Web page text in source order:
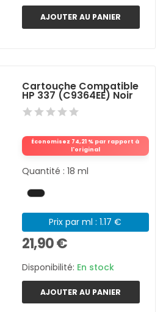
AJOUTER AU PANIER
Cartouche Compatible
HP 337 (C9364EE) Noir
Économisez 74,21 % par rapport à
l'original
Quantité : 18 ml
Prix par ml : 1.17 €
21,90 €
Disponibilité: En stock
AJOUTER AU PANIER